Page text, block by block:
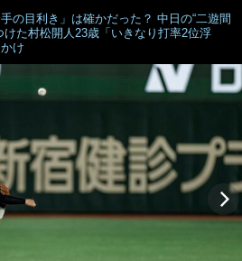
の目利き」は確かだった？ 中日の“二遊間
けた村松開人23歳「いきなり打率2位浮
け